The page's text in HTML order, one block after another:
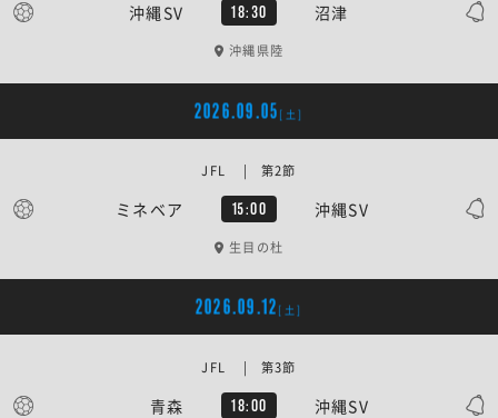
沖縄SV 18:30 沼津
沖縄県陸
2026.09.05 [土]
ミネベア 15:00 沖縄SV
JFL | 第2節
生目の杜
2026.09.12 [土]
青森 18:00 沖縄SV
JFL | 第3節